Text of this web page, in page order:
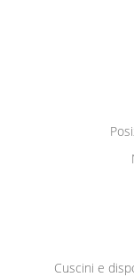
Cuscini e